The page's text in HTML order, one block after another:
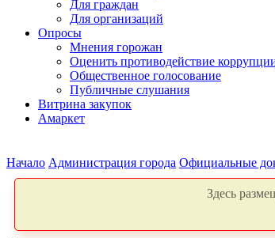
Для граждан
Для организаций
Опросы
Мнения горожан
Оценить противодействие
Общественное голосование
Публичные слушания
Витрина закупок
Амаркет
Начало Администрация города Официальные
Здесь